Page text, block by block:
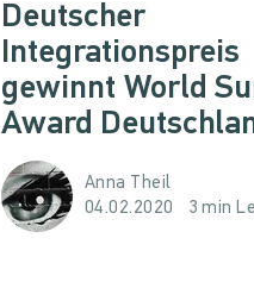
Deutscher
Integrationspreis
gewinnt World
Award
Anna Theil
04.02.2020
3 min